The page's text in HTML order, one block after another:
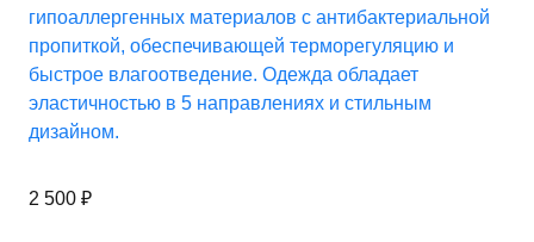
гипоаллергенных материалов с антибактериальной
пропиткой, обеспечивающей терморегуляцию и
быстрое влагоотведение. Одежда обладает
эластичностью в 5 направлениях и стильным
дизайном.
2 500 ₽